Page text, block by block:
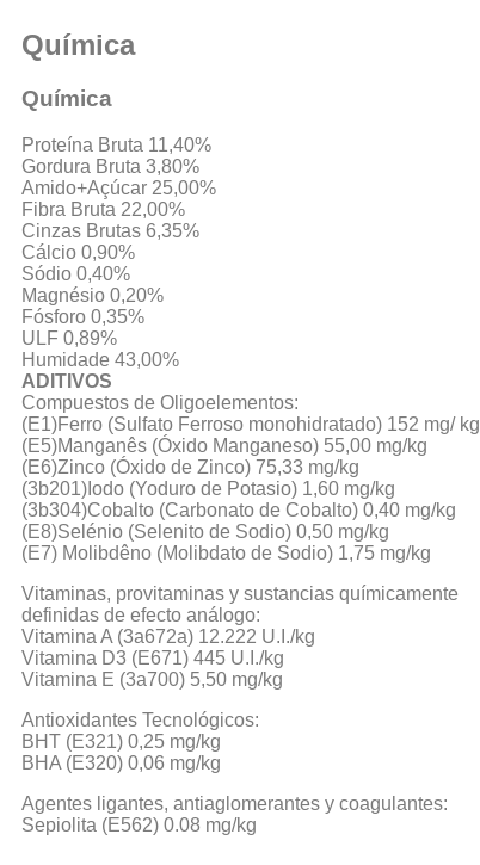
Química
Química
Proteína Bruta 11,40%
Gordura Bruta 3,80%
Amido+Açúcar 25,00%
Fibra Bruta 22,00%
Cinzas Brutas 6,35%
Cálcio 0,90%
Sódio 0,40%
Magnésio 0,20%
Fósforo 0,35%
ULF 0,89%
Humidade 43,00%
ADITIVOS
Compuestos de Oligoelementos:
(E1)Ferro (Sulfato Ferroso monohidratado) 152 mg/ kg
(E5)Manganês (Óxido Manganeso) 55,00 mg/kg
(E6)Zinco (Óxido de Zinco) 75,33 mg/kg
(3b201)Iodo (Yoduro de Potasio) 1,60 mg/kg
(3b304)Cobalto (Carbonato de Cobalto) 0,40 mg/kg
(E8)Selénio (Selenito de Sodio) 0,50 mg/kg
(E7) Molibdêno (Molibdato de Sodio) 1,75 mg/kg
Vitaminas, provitaminas y sustancias químicamente
definidas de efecto análogo:
Vitamina A (3a672a) 12.222 U.I./kg
Vitamina D3 (E671) 445 U.I./kg
Vitamina E (3a700) 5,50 mg/kg
Antioxidantes Tecnológicos:
BHT (E321) 0,25 mg/kg
BHA (E320) 0,06 mg/kg
Agentes ligantes, antiaglomerantes y coagulantes:
Sepiolita (E562) 0.08 mg/kg